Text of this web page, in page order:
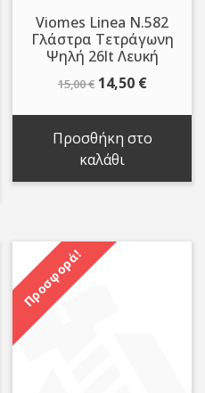
Viomes Linea N.582
Γλάστρα Τετράγωνη
Ψηλή 26lt Λευκή
15,00€ Original
15,00 €.
14,50 €Η
είναι:
Προσθήκη στο
καλάθι
Προσφορά!